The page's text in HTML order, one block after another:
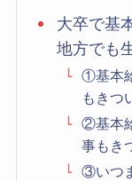
大卒で基
地方でも
①基本
もきつ
②基本
事もき
③いつ